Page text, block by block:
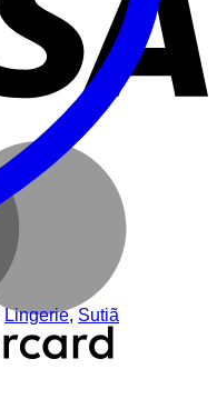
Lingerie, Sutiã